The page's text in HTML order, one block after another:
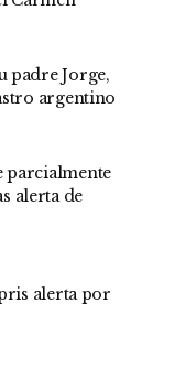
padre Jorge,
argentino
parcialmente
alerta de
alerta por